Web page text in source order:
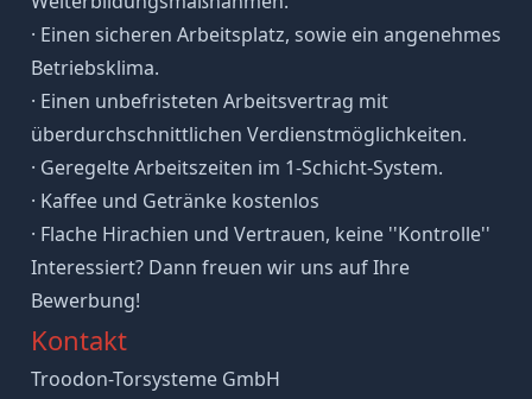
· Einen sicheren Arbeitsplatz, sowie ein angenehmes
Betriebsklima.
· Einen unbefristeten Arbeitsvertrag mit
überdurchschnittlichen Verdienstmöglichkeiten.
· Geregelte Arbeitszeiten im 1-Schicht-System.
· Kaffee und Getränke kostenlos
· Flache Hirachien und Vertrauen, keine ''Kontrolle''
Interessiert? Dann freuen wir uns auf Ihre
Bewerbung!
Kontakt
Troodon-Torsysteme GmbH